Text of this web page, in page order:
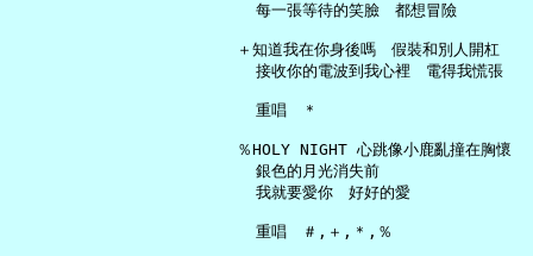
     每一張等待的笑臉　都想冒險
   ＋知道我在你身後嗎　假裝和別人開杠
     接收你的電波到我心裡　電得我慌張
     重唱　＊
   ％HOLY NIGHT 心跳像小鹿亂撞在胸懷
     銀色的月光消失前
     我就要愛你　好好的愛
     重唱　＃,＋,＊,％